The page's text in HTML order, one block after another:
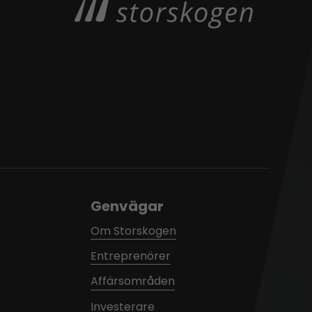
Genvägar
Om Storskogen
Entreprenörer
Affärsområden
Investerare